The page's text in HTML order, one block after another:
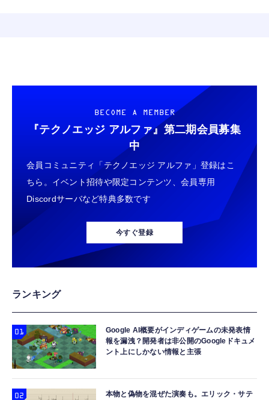
BECOME A MEMBER
『テクノエッジ アルファ』 第二期会員募集
中
会員コミュニティ「テクノエッジ アルファ」登録はこ
ちら。イベント招待や限定コンテンツ、会員専用
Discordサーバなど特典多数です
今すぐ登録
ランキング
Google AI概要がインディゲームの未発表情
報を漏洩？開発者は非公開のGoogleドキュメ
ント上にしかない情報と主張
本物と偽物を混ぜた演奏も。エリック・サテ